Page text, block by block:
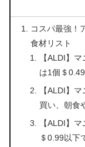
コスパ最強！
食材リスト
【ALDI】
は1個＄
【ALDI】
買い、朝食
【ALDI】
＄0.99以下